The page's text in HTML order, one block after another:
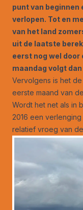
punt van beginnen
verlopen. Tot en
van het land
uit de laatste
eerst nog wel door
maandag volgt
Vervolgens is het
eerste maand van
Wordt het net als in
2016 een
relatief vroeg van